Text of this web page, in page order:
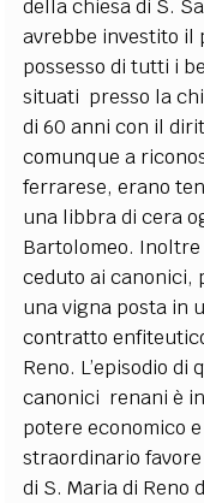
della chiesa di S.
avrebbe investito il
possesso di tutti i
situati presso la
di 60 anni con il
comunque a
ferrarese, erano
una libbra di cera
Bartolomeo. Inoltre
ceduto ai canonici,
una vigna posta in
contratto
Reno. L’episodio
canonici renani è
potere economico
straordinario
di S. Maria di Reno